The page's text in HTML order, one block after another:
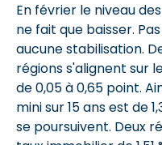
En février le niveau
ne fait que baisser.
aucune stabilisation.
régions s'alignent sur
de 0,05 à 0,65 point.
mini sur 15 ans est de
se poursuivent. Deux